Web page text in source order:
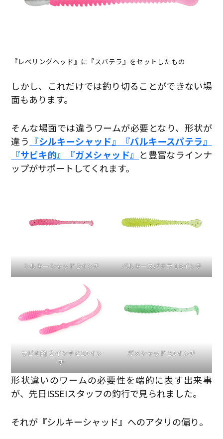
『レベリングヘッド』に『スパテラ』をセットしたもの
しかし、これだけでは釣り切ることができない場
面もあります。
そんな場面では違うワームが必要となり、形状が
違う 『シルキーシャッド』
『バルキースパテラ』
『サビキ的』
『ガメシャッド』 と豊富なラインナ
ップがサポートしてくれます。
シルキーシャッド 2インチ バルキースパテラ 1.8インチ
サビキ的 ２インチと2.5イン
チ
ガメシャッド 2.5インチ
形状違いのワームの必要性を端的に表す出来事
が、先日ISSEIスタッフの釣行で見られました。
それが『シルキーシャッド』へのアタリの偏り。